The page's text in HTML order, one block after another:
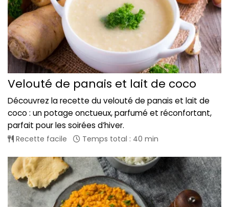
Velouté de panais et lait de coco
Découvrez la recette du velouté de panais et lait de
coco : un potage onctueux, parfumé et réconfortant,
parfait pour les soirées d’hiver.
Recette facile Temps total : 40 min